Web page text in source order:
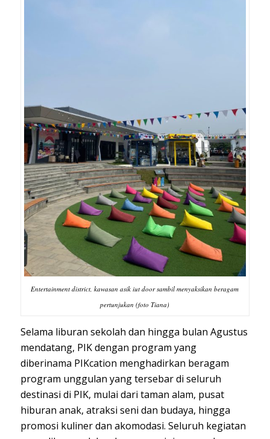
Entertainment district, kawasan asik iut door sambil menyaksikan beragam
pertunjukan (foto Tiana)
Selama liburan sekolah dan hingga bulan Agustus
mendatang, PIK dengan program yang
diberinama PIKcation menghadirkan beragam
program unggulan yang tersebar di seluruh
destinasi di PIK, mulai dari taman alam, pusat
hiburan anak, atraksi seni dan budaya, hingga
promosi kuliner dan akomodasi. Seluruh kegiatan